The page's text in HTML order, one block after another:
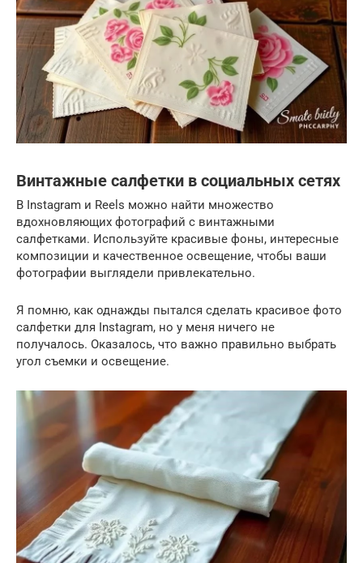
Винтажные салфетки в социальных сетях
В Instagram и Reels можно найти множество
вдохновляющих фотографий с винтажными
салфетками. Используйте красивые фоны, интересные
композиции и качественное освещение, чтобы ваши
фотографии выглядели привлекательно.
Я помню, как однажды пытался сделать красивое фото
салфетки для Instagram, но у меня ничего не
получалось. Оказалось, что важно правильно выбрать
угол съемки и освещение.